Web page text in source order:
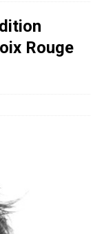
Rouge